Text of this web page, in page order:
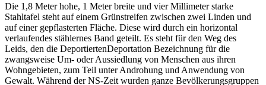
Die 1,8 Meter hohe, 1 Meter breite und vier Millimeter starke
Stahltafel steht auf einem Grünstreifen zwischen zwei Linden und
auf einer gepflasterten Fläche. Diese wird durch ein horizontal
verlaufendes stählernes Band geteilt. Es steht für den Weg des
Leids, den die DeportiertenDeportation Bezeichnung für die
zwangsweise Um- oder Aussiedlung von Menschen aus ihren
Wohngebieten, zum Teil unter Androhung und Anwendung von
Gewalt. Während der NS-Zeit wurden ganze Bevölkerungsgruppen